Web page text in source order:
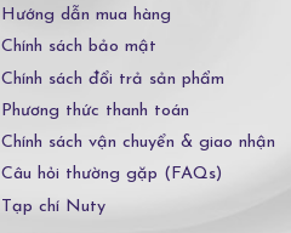
Hướng dẫn mua hàng
Chính sách bảo mật
Chính sách đổi trả sản phẩm
Phương thức thanh toán
Chính sách vận chuyển & giao nhận
Câu hỏi thường gặp (FAQs)
Tạp chí Nuty